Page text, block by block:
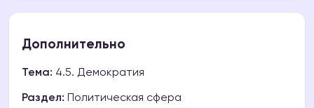
Дополнительно
Тема: 4.5. Демократия
Раздел: Политическая сфера